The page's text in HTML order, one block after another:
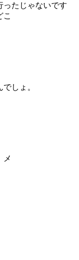
ったじゃないです
こ
しょ。
メ